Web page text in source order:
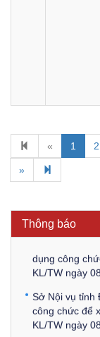
« 1 2
»
Thông báo
Kế hoạch
chức tỉnh Đắk
Thông báo Về
dụng công
KL/TW ngày
Sở Nội vụ tỉnh
công chức để
KL/TW ngày